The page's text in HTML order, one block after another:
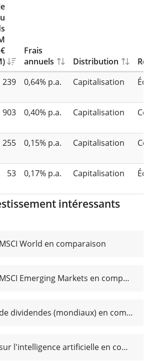
€
Frais
annuels
Distribution
239 0,64% p.a. Capitalisation
903 0,40% p.a. Capitalisation
255 0,15% p.a. Capitalisation
53 0,17% p.a. Capitalisation
intéressants
World en comparaison
ETF MSCI Emerging Markets en comparaison
ETF de dividendes (mondiaux) en comparaison
ETF sur l'intelligence artificielle en comparaison